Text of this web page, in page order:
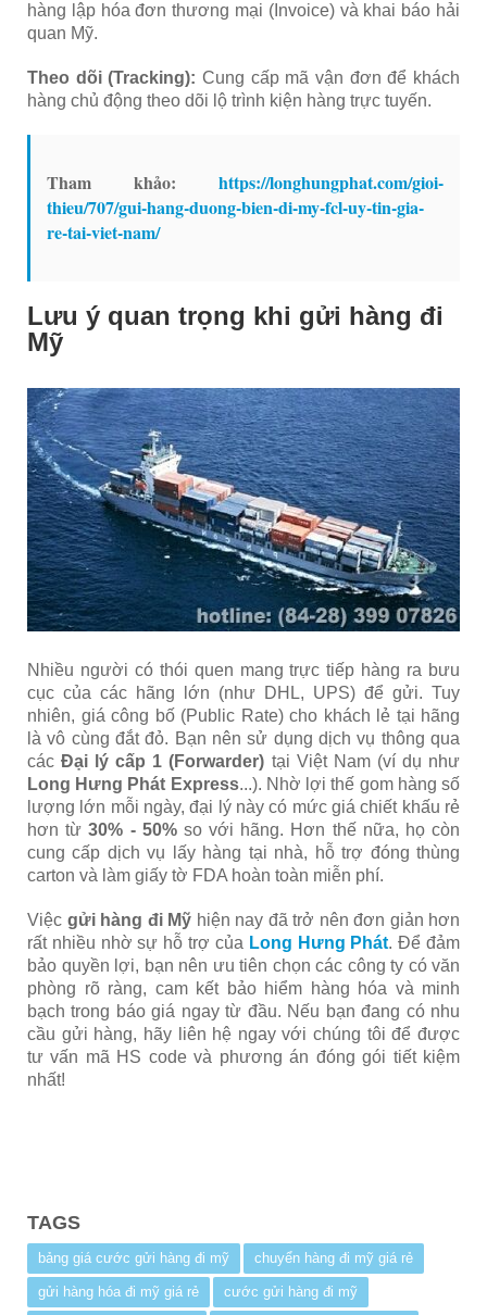
hàng lập hóa đơn thương mại (Invoice) và khai báo hải
quan Mỹ.
Theo dõi (Tracking): Cung cấp mã vận đơn để khách
hàng chủ động theo dõi lộ trình kiện hàng trực tuyến.
Tham khảo: https://longhungphat.com/gioi-
thieu/707/gui-hang-duong-bien-di-my-fcl-uy-tin-gia-
re-tai-viet-nam/
Lưu ý quan trọng khi gửi hàng đi
Mỹ
Nhiều người có thói quen mang trực tiếp hàng ra bưu
cục của các hãng lớn (như DHL, UPS) để gửi. Tuy
nhiên, giá công bố (Public Rate) cho khách lẻ tại hãng
là vô cùng đắt đỏ. Bạn nên sử dụng dịch vụ thông qua
cácĐại lý cấp 1 (Forwarder) tại Việt Nam (ví dụ như
Long Hưng Phát Express...). Nhờ lợi thế gom hàng số
lượng lớn mỗi ngày, đại lý này có mức giá chiết khấu rẻ
hơn từ30% - 50%so với hãng. Hơn thế nữa, họ còn
cung cấp dịch vụ lấy hàng tại nhà, hỗ trợ đóng thùng
carton và làm giấy tờ FDA hoàn toàn miễn phí.
Việc gửi hàng đi Mỹ hiện nay đã trở nên đơn giản hơn
rất nhiều nhờ sự hỗ trợ của Long Hưng Phát. Để đảm
bảo quyền lợi, bạn nên ưu tiên chọn các công ty có văn
phòng rõ ràng, cam kết bảo hiểm hàng hóa và minh
bạch trong báo giá ngay từ đầu. Nếu bạn đang có nhu
cầu gửi hàng, hãy liên hệ ngay với chúng tôi để được
tư vấn mã HS code và phương án đóng gói tiết kiệm
nhất!
TAGS
bảng giá cước gửi hàng đi mỹ chuyển hàng đi mỹ giá rẻ
gửi hàng hóa đi mỹ giá rẻ cước gửi hàng đi mỹ